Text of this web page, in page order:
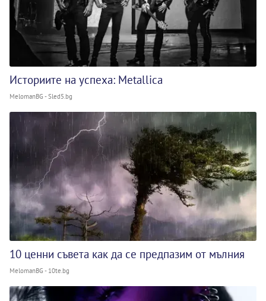
Историите на успеха: Metallica
MelomanBG - Sled5.bg
10 ценни съвета как да се предпазим от мълния
MelomanBG - 10te.bg